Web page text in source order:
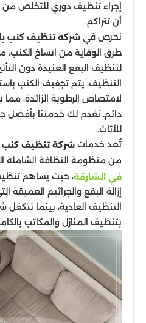
إجراء تنظيف دوري للتخلص من
أن تتراكم.
نحرص في شركة تنظيف كنب
طرق الوقاية من اتساخ الكنب،
لتنظيف البقع العنيدة دون
التنظيف، يتم تجفيف الكنب
لامتصاص الرطوبة الزائدة،
دائم. نقدم لك خدمتنا بأفضل
للأثاث.
تُعد خدمات شركة تنظيف كنب
من منظومة النظافة الشاملة
في الشارقة، حيث يساهم
إزالة البقع والجراثيم العميقة
التنظيف العادية، بينما
بتنظيف المنازل والمكاتب